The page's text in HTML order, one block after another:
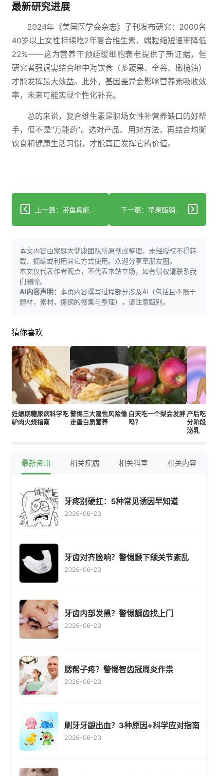
最新研究进展
2024年《美国医学会杂志》子刊发布研究：2000名
40岁以上女性持续吃2年复合维生素，端粒缩短速率降低
22%——这为营养干预延缓细胞衰老提供了新证据，但
研究者强调需结合地中海饮食（多蔬果、全谷、橄榄油）
才能发挥最大效益。此外，基因差异会影响营养素吸收效
率，未来可能实现个性化补充。
总的来说，复合维生素是职场女性补营养缺口的好帮
手，但不是“万能药”。选对产品、用对方法，再结合均衡
饮食和健康生活习惯，才能真正发挥它的价值。
上一篇：带鱼真能开胃？营养师拆解3个关键原因 下一篇：苹果醋辅助减肥：科学解读作用与正确用法
本文内容由家庭大健康团队所原创或整理，未经授权不得转
载、摘编或利用其它方式使用。欢迎分享至朋友圈。
本文仅代表作者观点，不代表本站立场，如有侵权请联系我
们删除。
AI内容声明： 本页内容撰写过程部分涉及AI（包括且不限于
题材，素材，提纲的搜集与整理），请注意甄别。
猜你喜欢
妊娠期糖尿病科学吃
驴肉火烧指南
警惕三大隐性风险偷
走蛋白质营养
白天吃一个梨会发胖
吗？
产后吃燕
分阶段补
泌乳
最新资讯 相关疾病 相关科室 相关内容
牙疼别硬扛：5种常见诱因早知道
2026-06-23
牙齿对齐脸响？警惕颞下颌关节紊乱
2026-06-23
牙齿内部发黑？警惕龋齿找上门
2026-06-23
腮帮子疼？警惕智齿冠周炎作祟
2026-06-23
刷牙牙龈出血？3种原因+科学应对指南
2026-06-23